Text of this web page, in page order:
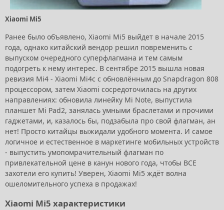
Xiaomi Mi5
Ранее было объявлено, Xiaomi Mi5 выйдет в начале 2015
года, однако китайский вендор решил повременить с
выпуском очередного суперфлагмана и тем самым
подогреть к нему интерес. В сентябре 2015 вышла новая
ревизия Mi4 - Xiaomi Mi4c с обновлённым до Snapdragon 808
процессором, затем Xiaomi сосредоточилась на других
направлениях: обновила линейку Mi Note, выпустила
планшет Mi Pad2, занялась умными браслетами и прочими
гаджетами, и, казалось бы, подзабыла про свой флагман, ан
нет! Просто китайцы выжидали удобного момента. И самое
логичное и естественное в маркетинге мобильных устройств
- выпустить умопомрачительный флагман по
привлекательной цене в канун нового года, чтобы ВСЕ
захотели его купить! Уверен, Xiaomi Mi5 ждёт волна
ошеломительного успеха в продажах!
Xiaomi Mi5 характеристики